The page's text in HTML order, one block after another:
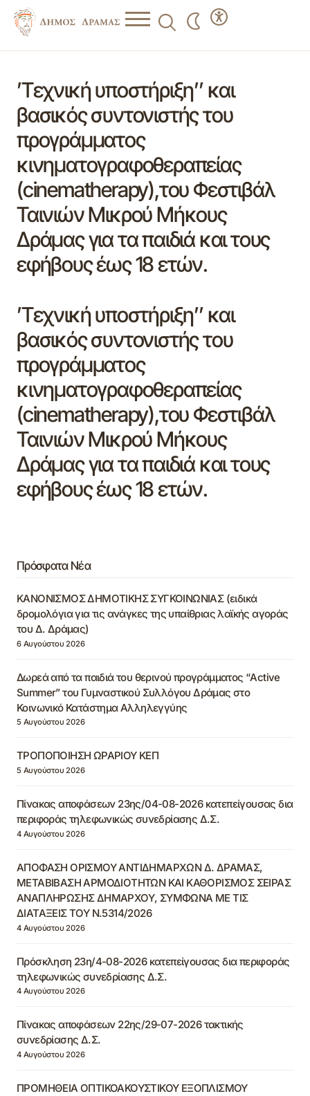
’Τεχνική υποστήριξη’’ και
βασικός συντονιστής του
προγράμματος
κινηματογραφοθεραπείας
(cinematherapy),του Φεστιβάλ
Ταινιών Μικρού Μήκους
Δράμας για τα παιδιά και τους
εφήβους έως 18 ετών.
’Τεχνική υποστήριξη’’ και
βασικός συντονιστής του
προγράμματος
κινηματογραφοθεραπείας
(cinematherapy),του Φεστιβάλ
Ταινιών Μικρού Μήκους
Δράμας για τα παιδιά και τους
εφήβους έως 18 ετών.
Πρόσφατα Νέα
ΚΑΝΟΝΙΣΜΟΣ ΔΗΜΟΤΙΚΗΣ ΣΥΓΚΟΙΝΩΝΙΑΣ (ειδικά
δρομολόγια για τις ανάγκες της υπαίθριας λαϊκής αγοράς
του Δ. Δράμας)
6 Αυγούστου 2026
Δωρεά από τα παιδιά του θερινού προγράμματος “Active
Summer” του Γυμναστικού Συλλόγου Δράμας στο
Κοινωνικό Κατάστημα Αλληλεγγύης
5 Αυγούστου 2026
ΤΡΟΠΟΠΟΙΗΣΗ ΩΡΑΡΙΟΥ ΚΕΠ
5 Αυγούστου 2026
Πίνακας αποφάσεων 23ης/04-08-2026 κατεπείγουσας δια
περιφοράς τηλεφωνικώς συνεδρίασης Δ.Σ.
4 Αυγούστου 2026
ΑΠΟΦΑΣΗ ΟΡΙΣΜΟΥ ΑΝΤΙΔΗΜΑΡΧΩΝ Δ. ΔΡΑΜΑΣ,
ΜΕΤΑΒΙΒΑΣΗ ΑΡΜΟΔΙΟΤΗΤΩΝ ΚΑΙ ΚΑΘΟΡΙΣΜΟΣ ΣΕΙΡΑΣ
ΑΝΑΠΛΗΡΩΣΗΣ ΔΗΜΑΡΧΟΥ, ΣΥΜΦΩΝΑ ΜΕ ΤΙΣ
ΔΙΑΤΑΞΕΙΣ ΤΟΥ Ν.5314/2026
4 Αυγούστου 2026
Πρόσκληση 23η/4-08-2026 κατεπείγουσας δια περιφοράς
τηλεφωνικώς συνεδρίασης Δ.Σ.
4 Αυγούστου 2026
Πίνακας αποφάσεων 22ης/29-07-2026 τακτικής
συνεδρίασης Δ.Σ.
4 Αυγούστου 2026
ΠΡΟΜΗΘΕΙΑ ΟΠΤΙΚΟΑΚΟΥΣΤΙΚΟΥ ΕΞΟΠΛΙΣΜΟΥ